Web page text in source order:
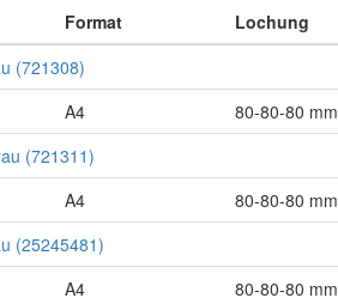
Format Lochung
(721308)
A4 80-80-80 mm
(721311)
A4 80-80-80 mm
(25245481)
A4 80-80-80 mm